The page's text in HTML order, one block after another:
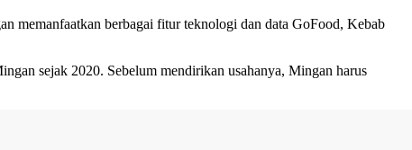
memanfaatkan berbagai fitur teknologi dan data GoFood, Kebab
sejak 2020. Sebelum mendirikan usahanya, Mingan harus